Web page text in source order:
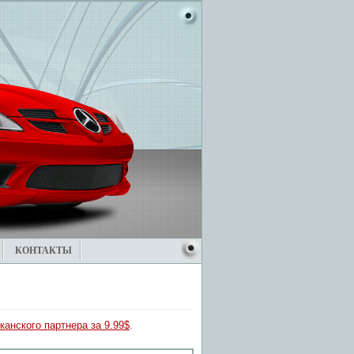
КОНТАКТЫ
партнера за 9.99$.